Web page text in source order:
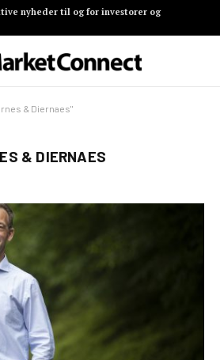
nyheder til og for investorer og
& Diernaes"
& DIERNAES